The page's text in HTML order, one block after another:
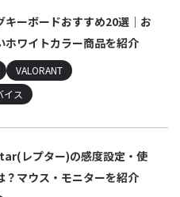
キーボードおすすめ20選｜お
ホワイトカラー商品を紹介
VALORANT
イス
レプター)の感度設定・使
？マウス・モニターを紹介